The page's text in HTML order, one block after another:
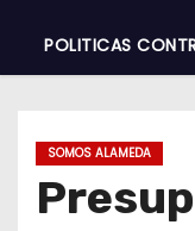
POLITICAS
SOMOS ALAMEDA